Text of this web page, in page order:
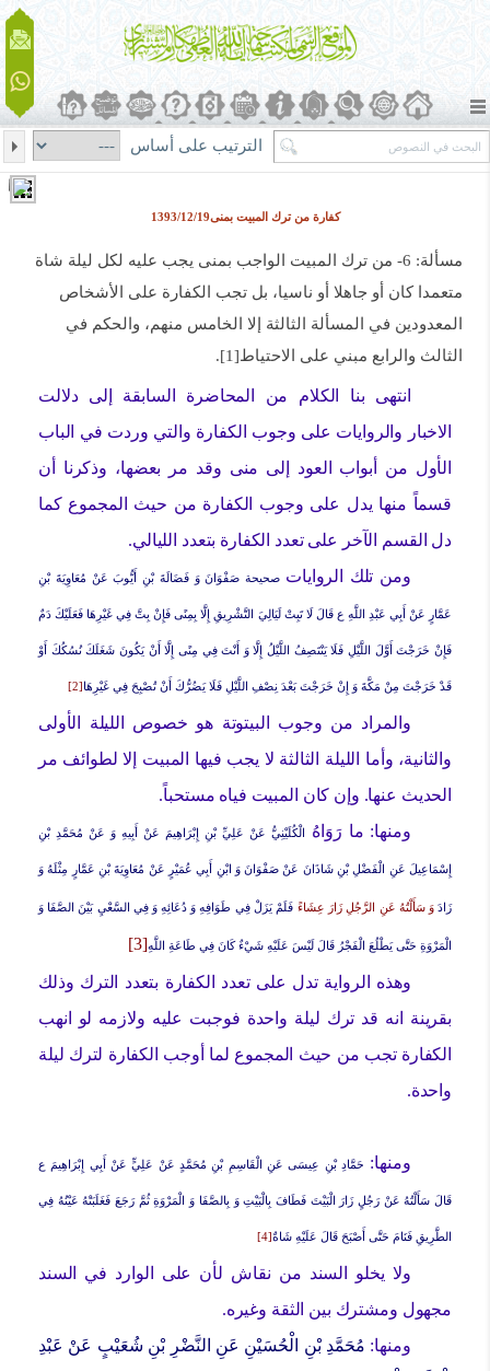
الترتيب على أساس
كفارة من ترك المبيت بمنى1393/12/19
مسألة: 6- من ترك المبيت الواجب بمنى يجب عليه لكل ليلة شاة
متعمدا كان أو جاهلا أو ناسيا، بل تجب الكفارة على الأشخاص
المعدودين في المسألة الثالثة إلا الخامس منهم، والحكم في
الثالث والرابع مبني على الاحتياط[1].
انتهى بنا الكلام من المحاضرة السابقة إلى دلالت
الاخبار والروايات على وجوب الكفارة والتي وردت في الباب
الأول من أبواب العود إلى منى وقد مر بعضها، وذكرنا أن
قسماً منها يدل على وجوب الكفارة من حيث المجموع كما
دل القسم الآخر على تعدد الكفارة بتعدد الليالي.
ومن تلك الرواياتصحيحة صَفْوَانَ وَ فَضَالَةَ بْنِ أَيُّوبَ عَنْ مُعَاوِيَةَ بْنِ
عَمَّارٍ عَنْ أَبِي عَبْدِ اللَّهِ ع قَالَلَا تَبِتْ لَيَالِيَ التَّشْرِيقِ إِلَّا بِمِنًى فَإِنْ بِتَّ فِي غَيْرِهَا فَعَلَيْكَ دَمٌ
فَإِنْ خَرَجْتَ أَوَّلَ اللَّيْلِ فَلَا يَنْتَصِفُ اللَّيْلُ إِلَّا وَ أَنْتَ فِي مِنًى إِلَّا أَنْ يَكُونَ شَغَلَكَ نُسُكُكَ أَوْ
قَدْ خَرَجْتَ مِنْ مَكَّةَ وَ إِنْ خَرَجْتَ بَعْدَ نِصْفِ اللَّيْلِ فَلَا يَضُرُّكَ أَنْ تُصْبِحَ فِي غَيْرِهَا [2]
والمراد من وجوب البيتوتة هو خصوص الليلة الأولى
والثانية، وأما الليلة الثالثة لا يجب فيها المبيت إلا لطوائف مر
الحديث عنها. وإن كان المبيت فياه مستحباً.
ومنها: مارَوَاهُ الْكُلَيْنِيُّ عَنْ عَلِيِّ بْنِ إِبْرَاهِيمَ عَنْ أَبِيهِ وَ عَنْ مُحَمَّدِ بْنِ
إِسْمَاعِيلَ عَنِ الْفَضْلِ بْنِ شَاذَانَ عَنْ صَفْوَانَ وَ ابْنِ أَبِي عُمَيْرٍ عَنْ مُعَاوِيَةَ بْنِ عَمَّارٍ مِثْلَهُ وَ
زَادَوَ سَأَلْتُهُ عَنِ الرَّجُلِ زَارَ عِشَاءً فَلَمْ يَزَلْ فِي طَوَافِهِ وَ دُعَائِهِ وَ فِي السَّعْيِ بَيْنَ الصَّفَا وَ
الْمَرْوَةِ حَتَّى يَطْلُعَ الْفَجْرُ قَالَ لَيْسَ عَلَيْهِ شَيْ‏ءٌ كَانَ فِي طَاعَةِ اللَّهِ[3]
وهذه الرواية تدل على تعدد الكفارة بتعدد الترك وذلك
بقرينة انه قد ترك ليلة واحدة فوجبت عليه ولازمه لو انهب
الكفارة تجب من حيث المجموع لما أوجب الكفارة لترك ليلة
واحدة.
ومنها: حَمَّادِ بْنِ عِيسَى عَنِ الْقَاسِمِ بْنِ مُحَمَّدٍ عَنْ عَلِيٍّ عَنْ أَبِي إِبْرَاهِيمَ ع
قَالَ سَأَلْتُهُ عَنْ رَجُلٍ زَارَ الْبَيْتَ فَطَافَ‏ بِالْبَيْتِ وَ بِالصَّفَا وَ الْمَرْوَةِ ثُمَّ رَجَعَ فَغَلَبَتْهُ عَيْنُهُ فِي
الطَّرِيقِ فَنَامَ حَتَّى أَصْبَحَ قَالَ عَلَيْهِ شَاةٌ[4]
ولا يخلو السند من نقاش لأن على الوارد في السند
مجهول ومشترك بين الثقة وغيره.
ومنها: مُحَمَّدِ بْنِ الْحُسَيْنِ عَنِ النَّضْرِ بْنِ شُعَيْبٍ عَنْ عَبْدِ